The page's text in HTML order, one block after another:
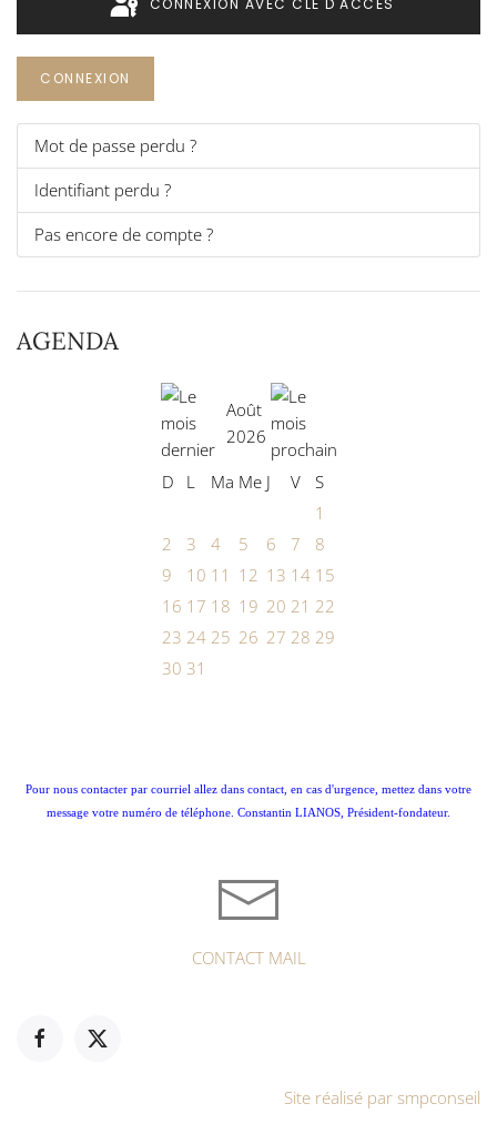
CONNEXION AVEC CLÉ D'ACCÈS
CONNEXION
Mot de passe perdu ?
Identifiant perdu ?
Pas encore de compte ?
AGENDA
Août
2026
D L Ma Me J V
S
1
2
3 4 5 6 7
8
9
10 11 12 13 14 15
16 17 18 19 20 21 22
23 24 25 26 27 28 29
30 31
Pour nous contacter par courriel allez dans contact, en cas d'urgence, mettez dans votre
message votre numéro de téléphone. Constantin LIANOS, Président-fondateur.
CONTACT MAIL
Site réalisé par smpconseil